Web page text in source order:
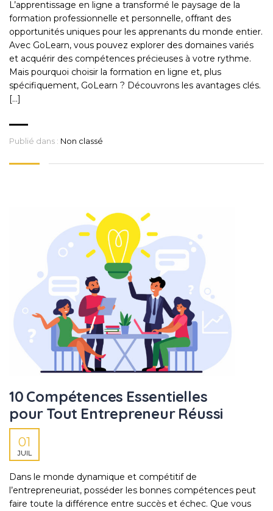
L’apprentissage en ligne a transformé le paysage de la
formation professionnelle et personnelle, offrant des
opportunités uniques pour les apprenants du monde entier.
Avec GoLearn, vous pouvez explorer des domaines variés
et acquérir des compétences précieuses à votre rythme.
Mais pourquoi choisir la formation en ligne et, plus
spécifiquement, GoLearn ? Découvrons les avantages clés.
[…]
Publié dans : Non classé
10 Compétences Essentielles
pour Tout Entrepreneur Réussi
01
JUIL
Dans le monde dynamique et compétitif de
l’entrepreneuriat, posséder les bonnes compétences peut
faire toute la différence entre succès et échec. Que vous